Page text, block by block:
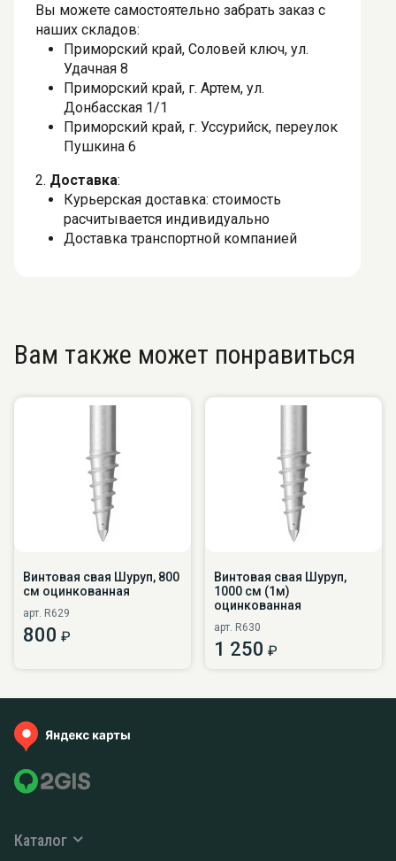
Вы можете самостоятельно забрать заказ с
наших складов:
Приморский край, Соловей ключ, ул.
Удачная 8
Приморский край, г. Артем, ул.
Донбасская 1/1
Приморский край, г. Уссурийск, переулок
Пушкина 6
2. Доставка:
Курьерская доставка: стоимость
расчитывается индивидуально
Доставка транспортной компанией
Вам также может понравиться
Винтовая свая Шуруп, 800
см оцинкованная
арт. R629
800 ₽
Винтовая свая Шуруп,
1000 см (1м)
оцинкованная
арт. R630
1 250 ₽
Каталог